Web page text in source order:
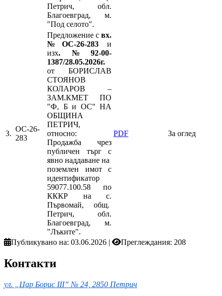
Петрич, обл.
Благоевград, м.
"Под селото".
3.
ОС-26-
283
Предложение с вх.
№ОС-26-283и
изх.№92-00-
1387/28.05.2026г.
от БОРИСЛАВ
СТОЯНОВ
КОЛАРОВ –
ЗАМ.КМЕТ ПО
"Ф, Б и ОС" НА
ОБЩИНА
ПЕТРИЧ,
относно:
Продажба чрез
публичен търг с
явно наддаване на
поземлен имот с
идентификатор
59077.100.58 по
КККР на с.
Първомай, общ.
Петрич, обл.
Благоевград, м.
"Лъките".
PDF За оглед
Публикувано на: 03.06.2026 | Преглеждания: 208
Контакти
ул. „Цар Борис III” № 24, 2850 Петрич